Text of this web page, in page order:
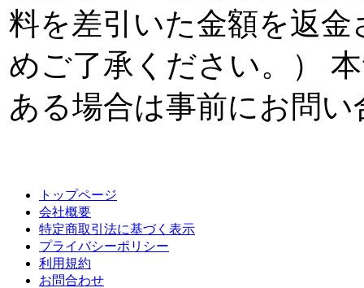
料を差引いた金額を返
めご了承ください。）
ある場合は事前にお問
トップページ
会社概要
特定商取引法に基づく表示
プライバシーポリシー
利用規約
お問合わせ